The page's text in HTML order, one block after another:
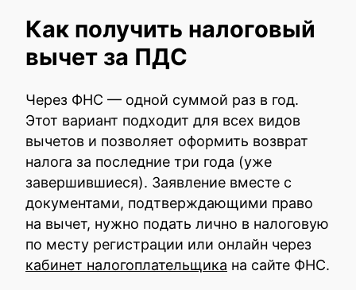
Как получить налоговый
вычет за ПДС
Через ФНС — одной суммой раз в год.
Этот вариант подходит для всех видов
вычетов и позволяет оформить возврат
налога за последние три года (уже
завершившиеся). Заявление вместе с
документами, подтверждающими право
на вычет, нужно подать лично в налоговую
по месту регистрации или онлайн через
кабинет налогоплательщика на сайте ФНС.